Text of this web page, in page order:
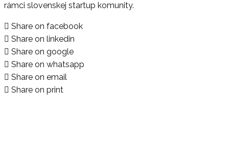
rámci slovenskej startup komunity.
Share on facebook
Share on linkedin
Share on google
Share on whatsapp
Share on email
Share on print